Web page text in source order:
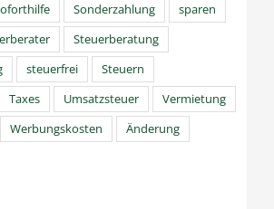
Sonderzahlung
sparen
Steuerberatung
steuerfrei
Steuern
Taxes Umsatzsteuer
Vermietung
Werbungskosten
Änderung